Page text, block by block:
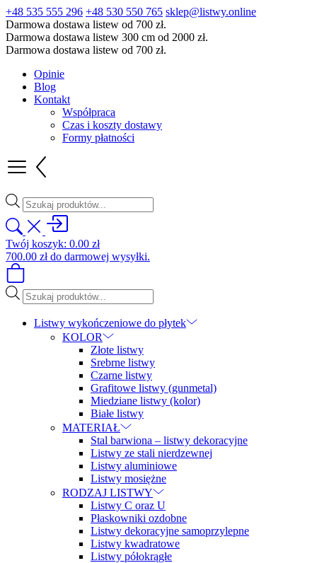
+48 535 555 296 +48 530 550 765 sklep@listwy.online
Darmowa dostawa listew od 700 zł.
Darmowa dostawa listew 300 cm od 2000 zł.
Darmowa dostawa listew od 700 zł.
Opinie
Blog
Kontakt
Współpraca
Czas i koszty dostawy
Formy płatności
Wyszukiwarka
produktów
Twój koszyk: 0.00 zł
700.00 złdo darmowej wysyłki.
Wyszukiwarka
produktów
Listwy wykończeniowe do płytek
KOLOR
Złote listwy
Srebrne listwy
Czarne listwy
Grafitowe listwy (gunmetal)
Miedziane listwy (kolor)
Białe listwy
MATERIAŁ
Stal barwiona – listwy dekoracyjne
Listwy ze stali nierdzewnej
Listwy aluminiowe
Listwy mosiężne
RODZAJ LISTWY
Listwy C oraz U
Płaskowniki ozdobne
Listwy dekoracyjne samoprzylepne
Listwy kwadratowe
Listwy półokrągłe